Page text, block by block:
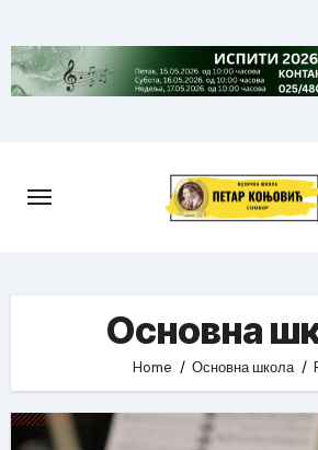
to
content
Основна
Home Основна школа